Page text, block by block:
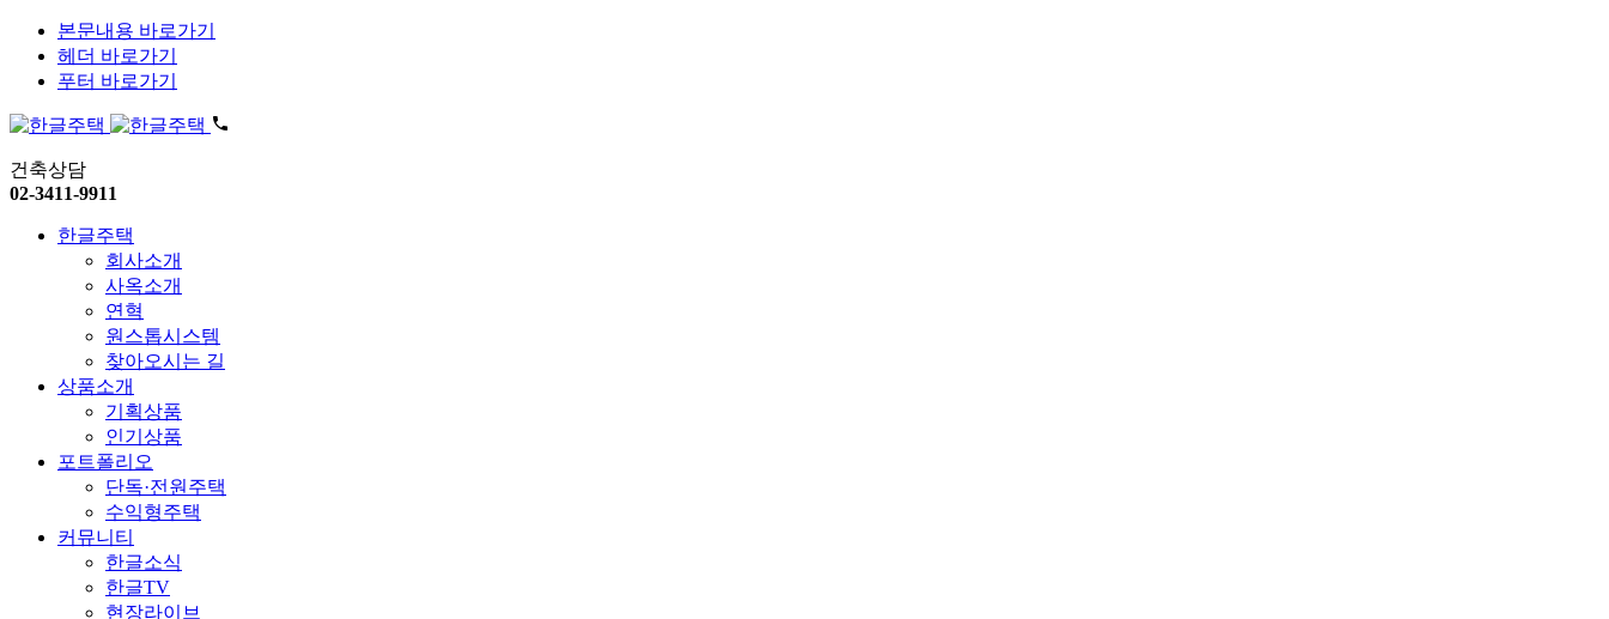
본문내용 바로가기
헤더 바로가기
푸터 바로가기
건축상담
02-3411-9911
한글주택
회사소개
사옥소개
연혁
원스톱시스템
찾아오시는 길
상품소개
기획상품
인기상품
포트폴리오
단독·전원주택
수익형주택
커뮤니티
한글소식
한글TV
현장라이브